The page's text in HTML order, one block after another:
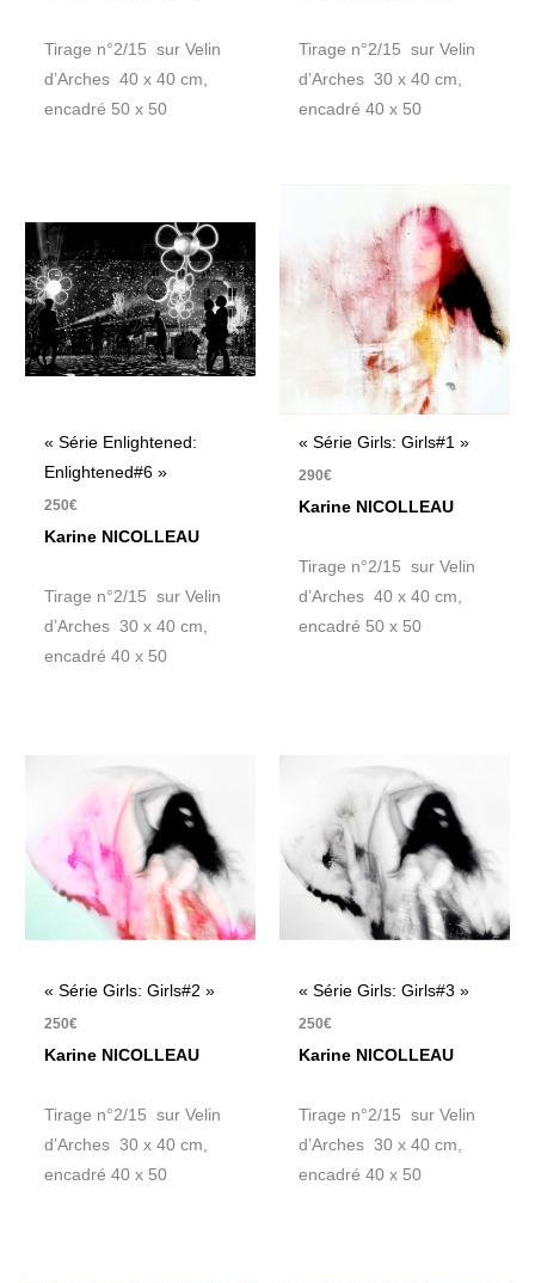
Tirage n°2/15 sur Velin
d’Arches 40 x 40 cm,
encadré 50 x 50
Tirage n°2/15 sur Velin
d’Arches 30 x 40 cm,
encadré 40 x 50
« Série Enlightened:
Enlightened#6 »
250€
Karine NICOLLEAU
Tirage n°2/15 sur Velin
d’Arches 30 x 40 cm,
encadré 40 x 50
« Série Girls: Girls#1 »
290€
Karine NICOLLEAU
Tirage n°2/15 sur Velin
d’Arches 40 x 40 cm,
encadré 50 x 50
« Série Girls: Girls#2 »
250€
Karine NICOLLEAU
Tirage n°2/15 sur Velin
d’Arches 30 x 40 cm,
encadré 40 x 50
« Série Girls: Girls#3 »
250€
Karine NICOLLEAU
Tirage n°2/15 sur Velin
d’Arches 30 x 40 cm,
encadré 40 x 50